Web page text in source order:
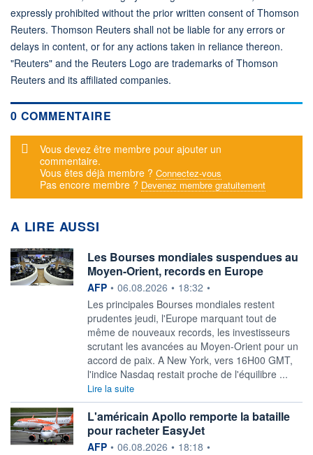
expressly prohibited without the prior written consent of Thomson
Reuters. Thomson Reuters shall not be liable for any errors or
delays in content, or for any actions taken in reliance thereon.
"Reuters" and the Reuters Logo are trademarks of Thomson
Reuters and its affiliated companies.
0 COMMENTAIRE
Message d'alerte
Vous devez être membre pour ajouter un
commentaire.
Vous êtes déjà membre ? Connectez-vous
Pas encore membre ? Devenez membre gratuitement
A LIRE AUSSI
Les Bourses mondiales suspendues au
Moyen-Orient, records en Europe
information fournie par
AFP • 06.08.2026 • 18:32 •
Les principales Bourses mondiales restent
prudentes jeudi, l'Europe marquant tout de
même de nouveaux records, les investisseurs
scrutant les avancées au Moyen-Orient pour un
accord de paix. A New York, vers 16H00 GMT,
l'indice Nasdaq restait proche de l'équilibre ...
Lire la suite
L'américain Apollo remporte la bataille
pour racheter EasyJet
information fournie par
AFP • 06.08.2026 • 18:18 •